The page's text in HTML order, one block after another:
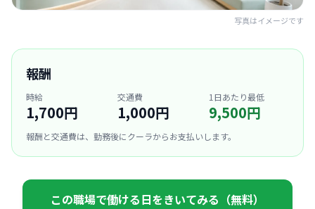
写真はイメージです
報酬
時給
1,700円
交通費
1,000円
1日あたり最低
9,500円
報酬と交通費は、勤務後にクーラからお支払いします。
この職場で働ける日をきいてみる（無料）